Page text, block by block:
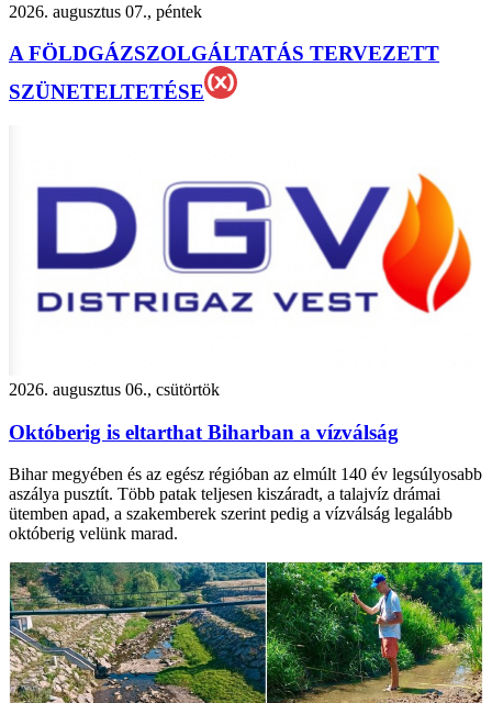
2026. augusztus 07., péntek
A FÖLDGÁZSZOLGÁLTATÁS TERVEZETT
SZÜNETELTETÉSE
2026. augusztus 06., csütörtök
Októberig is eltarthat Biharban a vízválság
Bihar megyében és az egész régióban az elmúlt 140 év legsúlyosabb
aszálya pusztít. Több patak teljesen kiszáradt, a talajvíz drámai
ütemben apad, a szakemberek szerint pedig a vízválság legalább
októberig velünk marad.